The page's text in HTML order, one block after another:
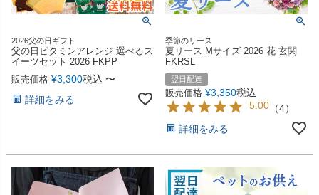
2026父の日ギフト
父の日ビタミンアレンジ 選べるス
イーツセット 2026 FKPP
販売価格 ¥3,300税込 〜
詳細をみる
季節のリース
夏リース Mサイズ 2026 花 玄関
FKRSL
翌日配達
販売価格 ¥3,350税込
5.00 （4）
詳細をみる